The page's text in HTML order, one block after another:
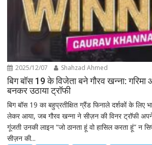
2025/12/07 Shahzad Ahmed
बिग बॉस 19 के विजेता बने गौरव खन्ना:
बनकर उठाया ट्रॉफी
बिग बॉस 19 का बहुप्रतीक्षित ग्रैंड फिनाले दर्शकों के लिए
लेकर आया, जब गौरव खन्ना ने सीज़न की विनर ट्रॉफी
गूंजती उनकी लाइन “जो ठानता हूं वो हासिल करता हूं” न
सीज़न की...